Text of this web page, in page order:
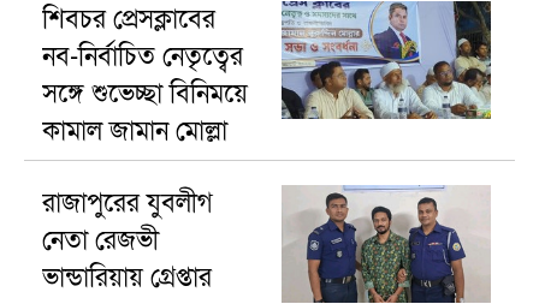
শিবচর প্রেসক্লাবের
নব-নির্বাচিত নেতৃত্বের
সঙ্গে শুভেচ্ছা বিনিময়ে
কামাল জামান মোল্লা
রাজাপুরের যুবলীগ
নেতা রেজভী
ভান্ডারিয়ায় গ্রেপ্তার